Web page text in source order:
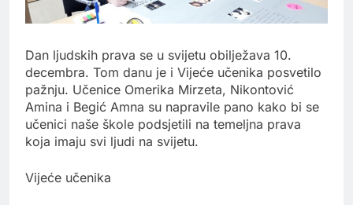
Dan ljudskih prava se u svijetu obilježava 10.
decembra. Tom danu je i Vijeće učenika posvetilo
pažnju. Učenice Omerika Mirzeta, Nikontović
Amina i Begić Amna su napravile pano kako bi se
učenici naše škole podsjetili na temeljna prava
koja imaju svi ljudi na svijetu.
Vijeće učenika